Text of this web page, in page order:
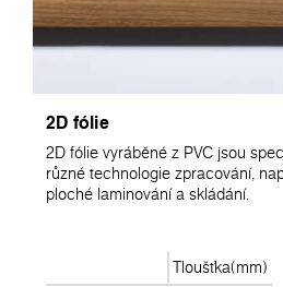
2D fólie
2D fólie vyráběné z PVC jsou
různé technologie zpracování,
ploché laminování a skládání.
Tloušťka(mm)